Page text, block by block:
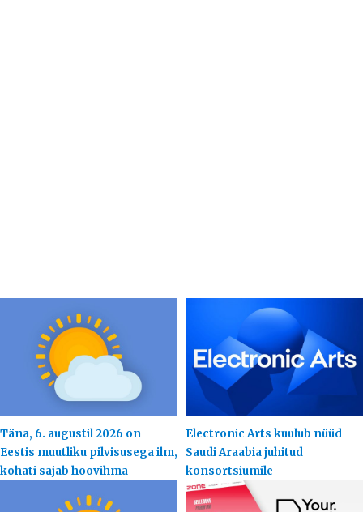
Täna, 6. augustil 2026 on
Eestis muutliku pilvisusega ilm,
kohati sajab hoovihma
Electronic Arts kuulub nüüd
Saudi Araabia juhitud
konsortsiumile